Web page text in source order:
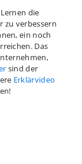
die
zu verbessern
ein noch
Das
sind der
Erklärvideo